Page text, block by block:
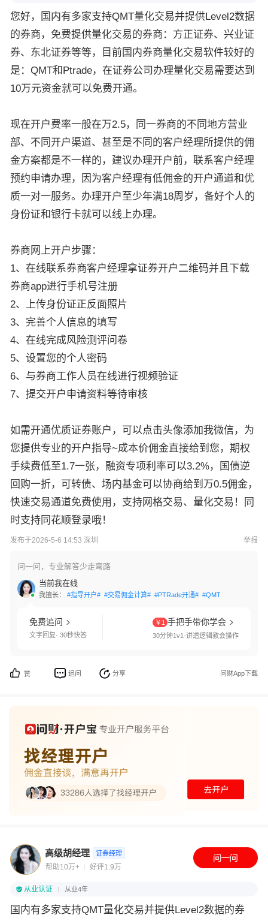
您好，国内有多家支持QMT量化交易并提供Level2数据
的券商，免费提供量化交易的券商：方正证券、兴业证
券、东北证券等等，目前国内券商量化交易软件较好的
是：QMT和Ptrade，在证券公司办理量化交易需要达到
10万元资金就可以免费开通。
现在开户费率一般在万2.5，同一券商的不同地方营业
部、不同开户渠道、甚至是不同的客户经理所提供的佣
金方案都是不一样的，建议办理开户前，联系客户经理
预约申请办理，因为客户经理有低佣金的开户通道和优
质一对一服务。办理开户至少年满18周岁，备好个人的
身份证和银行卡就可以线上办理。
券商网上开户步骤：
1、在线联系券商客户经理拿证券开户二维码并且下载
券商app进行手机号注册
2、上传身份证正反面照片
3、完善个人信息的填写
4、在线完成风险测评问卷
5、设置您的个人密码
6、与券商工作人员在线进行视频验证
7、提交开户申请资料等待审核
如需开通优质证券账户，可以点击头像添加我微信，为
您提供专业的开户指导~成本价佣金直接给到您，期权
手续费低至1.7一张，融资专项利率可以3.2%，国债逆
回购一折，可转债、场内基金可以协商给到万0.5佣金，
快速交易通道免费使用，支持网格交易、量化交易！同
时支持同花顺登录哦！
发布于2026-5-6 14:53 深圳 举报
问一问，专业解答少走弯路
当前我在线
我擅长： #指导开户# #交易佣金计算# #PTRade开通# #QMT开通#
免费追问
文字回复· 30秒快答
￥1 手把手带你学会
30分钟1v1·讲透逻辑教会操作
赞 追问 分享 问财App下载
高级胡经理 证券经理
帮助10万+ 好评1.9万
从业认证 从业4年
国内有多家支持QMT量化交易并提供Level2数据的券